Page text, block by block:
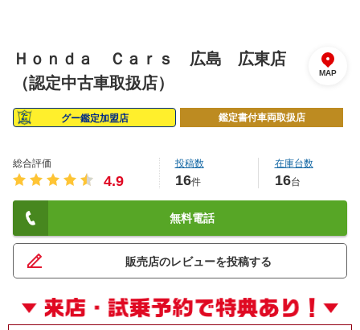
Ｈｏｎｄａ Ｃａｒｓ 広島 広東店
（認定中古車取扱店）
MAP
グー鑑定加盟店 鑑定書付車両取扱店
総合評価
4.9
投稿数
16件
在庫台数
16台
無料電話
販売店のレビューを投稿する